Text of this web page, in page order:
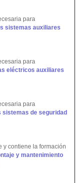
para
sistemas auxiliares
para
eléctricos auxiliares
para
de seguridad
y contiene la formación
y mantenimiento